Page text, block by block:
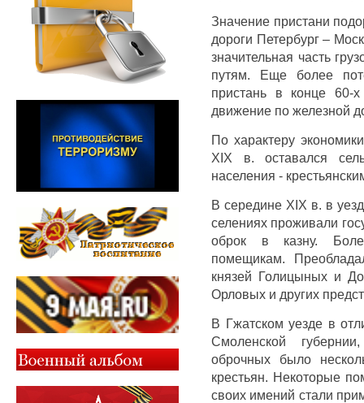
Значение пристани
дороги Петербург –
значительная часть
путям. Еще более
пристань в конце 60-
движение по железной
По характеру
XIX в. оставался
населения -
В середине XIX в. в
селениях проживали
оброк в казну.
помещикам.
князей Голицыных и
Орловых и других
В Гжатском уезде в
Смоленской
оброчных было
крестьян. Некоторые
своих имений стали